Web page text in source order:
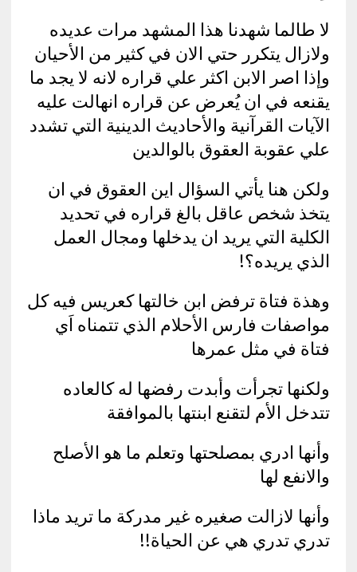
لا طالما شهدنا هذا المشهد مرات عديده
ولازال يتكرر حتي الان في كثير من الأحيان
وإذا اصر الابن اكثر علي قراره لانه لا يجد ما
يقنعه في ان يُعرض عن قراره انهالت عليه
الآيات القرآنية والأحاديث الدينية التي تشدد
علي عقوبة العقوق بالوالدين
ولكن هنا يأتي السؤال اين العقوق في ان
يتخذ شخص عاقل بالغ قراره في تحديد
الكلية التي يريد ان يدخلها ومجال العمل
الذي يريده؟!
وهذة فتاة ترفض ابن خالتها كعريس فيه كل
مواصفات فارس الأحلام الذي تتمناه اَي
فتاة في مثل عمرها
ولكنها تجرأت وأبدت رفضها له كالعاده
تتدخل الأم لتقنع ابنتها بالموافقة
وأنها ادري بمصلحتها وتعلم ما هو الأصلح
والانفع لها
وأنها لازالت صغيره غير مدركة ما تريد ماذا
تدري تدري هي عن الحياة!!